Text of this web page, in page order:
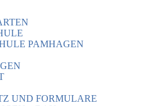
PAMHAGEN
UND FORMULARE